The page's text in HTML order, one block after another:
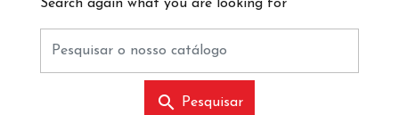
Search again what you are looking for
search Pesquisar